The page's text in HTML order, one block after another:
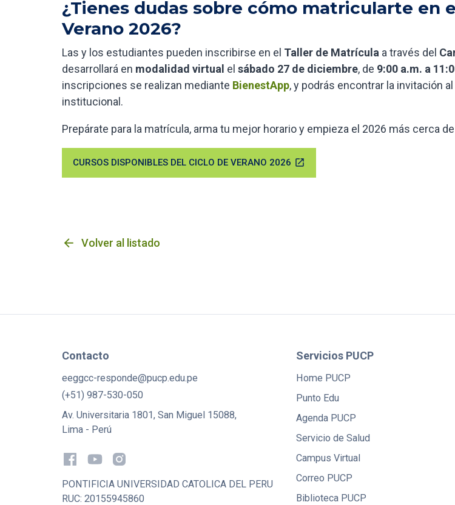
¿Tienes dudas sobre cómo matricularte en
Verano 2026?
Las y los estudiantes pueden inscribirse en el Taller de Matrícula a través del
desarrollará en modalidad virtual el sábado 27 de diciembre, de 9:00 a.m. a
inscripciones se realizan mediante BienestApp, y podrás encontrar la invitación
institucional.
Prepárate para la matrícula, arma tu mejor horario y empieza el 2026 más cerca
CURSOS DISPONIBLES DEL CICLO DE VERANO 2026 open_in_new
arrow_back Volver al listado
Contacto
eeggcc-responde@pucp.edu.pe
(+51) 987-530-050
Av. Universitaria 1801, San Miguel 15088,
Lima - Perú
PONTIFICIA UNIVERSIDAD CATOLICA DEL PERU
RUC: 20155945860
Servicios PUCP
Home PUCP
Punto Edu
Agenda PUCP
Servicio de Salud
Campus Virtual
Correo PUCP
Biblioteca PUCP